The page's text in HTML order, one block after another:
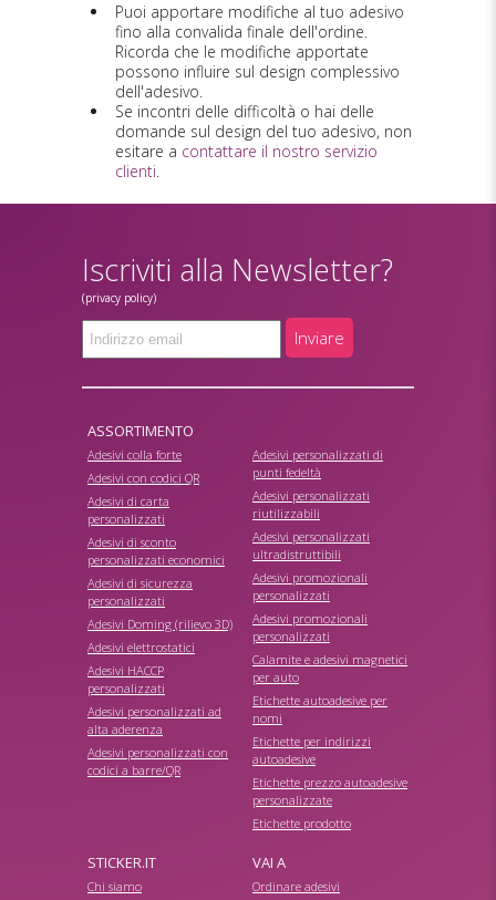
Puoi apportare modifiche al tuo adesivo
fino alla convalida finale dell'ordine.
Ricorda che le modifiche apportate
possono influire sul design complessivo
dell'adesivo.
Se incontri delle difficoltà o hai delle
domande sul design del tuo adesivo, non
esitare a contattare il nostro servizio
clienti.
Iscriviti alla Newsletter?
(privacy policy)
Inviare
ASSORTIMENTO
Adesivi colla forte
Adesivi con codici QR
Adesivi di carta
personalizzati
Adesivi di sconto
personalizzati economici
Adesivi di sicurezza
personalizzati
Adesivi Doming (rilievo 3D)
Adesivi elettrostatici
Adesivi HACCP
personalizzati
Adesivi personalizzati ad
alta aderenza
Adesivi personalizzati con
codici a barre/QR
Adesivi personalizzati di
punti fedeltà
Adesivi personalizzati
riutilizzabili
Adesivi personalizzati
ultradistruttibili
Adesivi promozionali
personalizzati
Adesivi promozionali
personalizzati
Calamite e adesivi magnetici
per auto
Etichette autoadesive per
nomi
Etichette per indirizzi
autoadesive
Etichette prezzo autoadesive
personalizzate
Etichette prodotto
STICKER.IT
Chi siamo
VAI A
Ordinare adesivi